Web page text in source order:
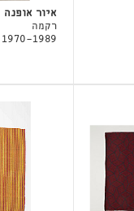
איור אופנה
רקמה
1970-1989